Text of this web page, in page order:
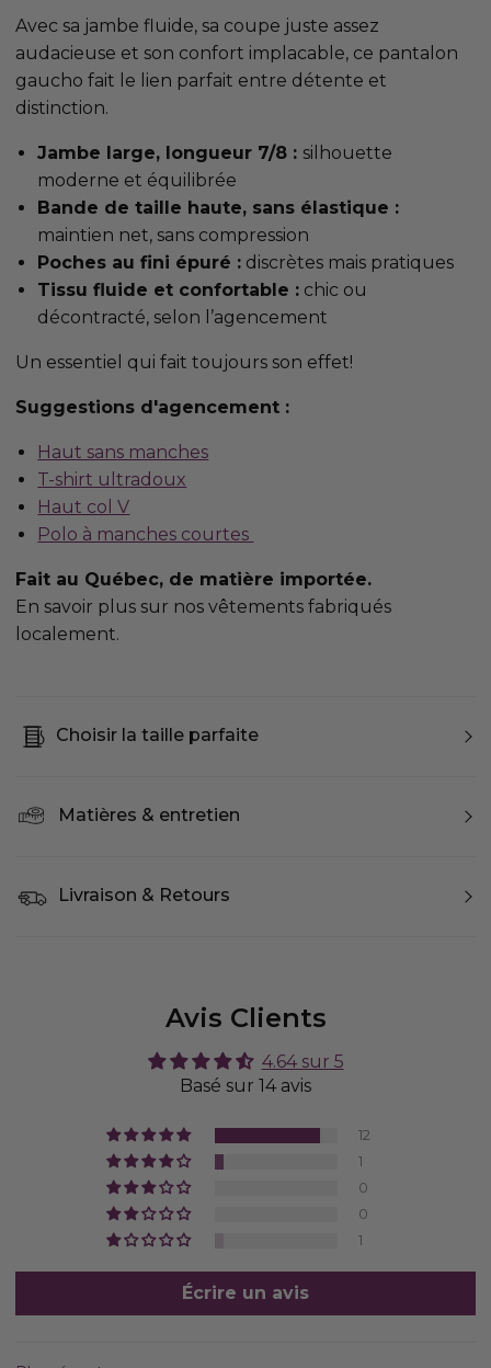
Avec sa jambe fluide, sa coupe juste assez
audacieuse et son confort implacable, ce pantalon
gaucho fait le lien parfait entre détente et
distinction.
Jambe large, longueur 7/8 :silhouette
moderne et équilibrée
Bande de taille haute, sans élastique :
maintien net, sans compression
Poches au fini épuré : discrètes mais pratiques
Tissu fluide et confortable : chic ou
décontracté, selon l’agencement
Un essentiel qui fait toujours son effet!
Suggestions d'agencement :
Haut sans manches
T-shirt ultradoux
Haut col V
Polo à manches courtes
Fait au Québec, de matière importée.
En savoir plus sur nos vêtements fabriqués
localement.
Choisir la taille parfaite
Matières & entretien
Livraison & Retours
Avis Clients
4.64 sur 5
Basé sur 14 avis
12
1
0
0
1
Écrire un avis